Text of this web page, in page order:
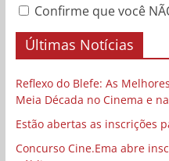
Confirme que você
Últimas Notícias
Reflexo do Blefe: As
Meia Década no Cinema e
Estão abertas as inscrições
Concurso Cine.Ema abre